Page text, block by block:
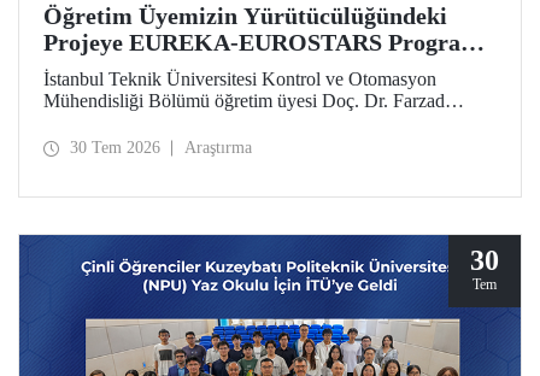
Öğretim Üyemizin Yürütücülüğündeki
Projeye EUREKA-EUROSTARS Programı
Desteği
İstanbul Teknik Üniversitesi Kontrol ve Otomasyon
Mühendisliği Bölümü öğretim üyesi Doç. Dr. Farzad
Driven Resilient Power Systems: Revolutionizing Energy
30 Tem 2026 Araştırma
30
Tem